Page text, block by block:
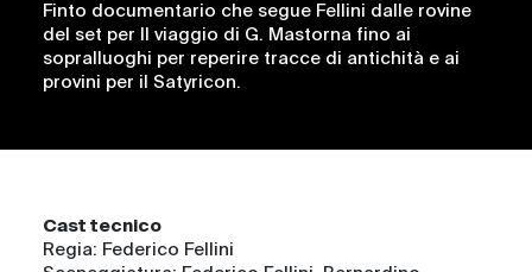
Finto documentario che segue Fellini dalle rovine
del set per Il viaggio di G. Mastorna fino ai
sopralluoghi per reperire tracce di antichità e ai
provini per il Satyricon.
Cast tecnico
Regia: Federico Fellini